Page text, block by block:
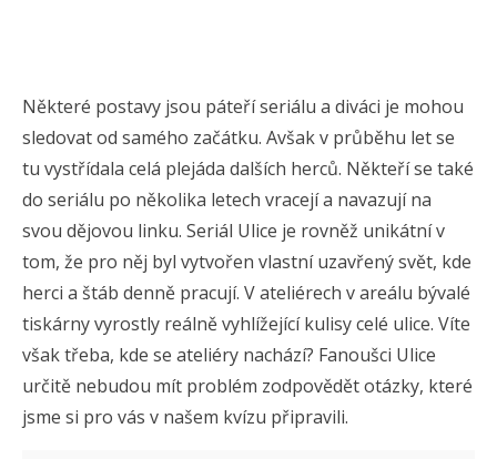
Některé postavy jsou páteří seriálu a diváci je mohou
sledovat od samého začátku. Avšak v průběhu let se
tu vystřídala celá plejáda dalších herců. Někteří se také
do seriálu po několika letech vracejí a navazují na
svou dějovou linku. Seriál Ulice je rovněž unikátní v
tom, že pro něj byl vytvořen vlastní uzavřený svět, kde
herci a štáb denně pracují. V ateliérech v areálu bývalé
tiskárny vyrostly reálně vyhlížející kulisy celé ulice. Víte
však třeba, kde se ateliéry nachází? Fanoušci Ulice
určitě nebudou mít problém zodpovědět otázky, které
jsme si pro vás v našem kvízu připravili.